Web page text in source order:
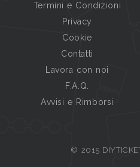
Termini e Condizioni
Privacy
Cookie
Contatti
Lavora con noi
F.A.Q.
Avvisi e Rimborsi
© 2015